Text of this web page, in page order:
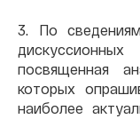
3. По
посвященная
которых
наиболее